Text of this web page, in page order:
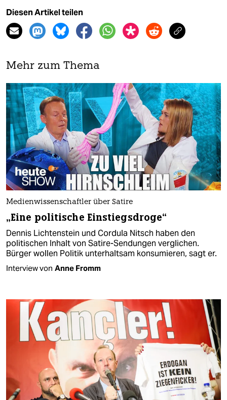
Diesen Artikel teilen
Mehr zum Thema
Medienwissenschaftler über Satire
„Eine politische Einstiegsdroge“
Dennis Lichtenstein und Cordula Nitsch haben den
politischen Inhalt von Satire-Sendungen verglichen.
Bürger wollen Politik unterhaltsam konsumieren, sagt er.
Interview von Anne Fromm